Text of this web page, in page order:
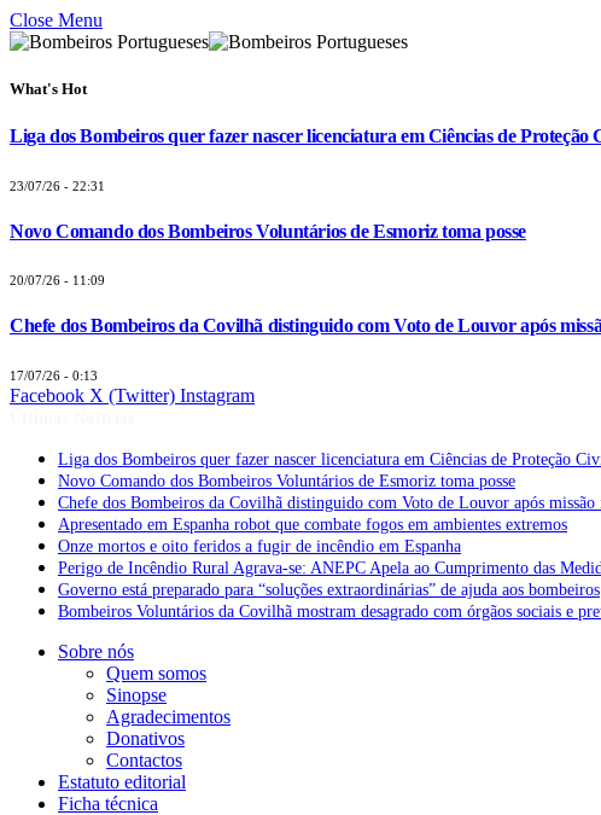
Close Menu
What's Hot
Liga dos Bombeiros quer fazer nascer licenciatura em Ciências de Proteção
23/07/26 - 22:31
Novo Comando dos Bombeiros Voluntários de Esmoriz toma posse
20/07/26 - 11:09
Chefe dos Bombeiros da Covilhã distinguido com Voto de Louvor após
17/07/26 - 0:13
Facebook X (Twitter) Instagram
Liga dos Bombeiros quer fazer nascer licenciatura em Ciências de Proteção
Novo Comando dos Bombeiros Voluntários de Esmoriz toma posse
Chefe dos Bombeiros da Covilhã distinguido com Voto de Louvor após missão
Apresentado em Espanha robot que combate fogos em ambientes extremos
Onze mortos e oito feridos a fugir de incêndio em Espanha
Perigo de Incêndio Rural Agrava-se: ANEPC Apela ao Cumprimento das
Governo está preparado para “soluções extraordinárias” de ajuda aos bombeiros
Bombeiros Voluntários da Covilhã mostram desagrado com órgãos sociais e
Sobre nós
Quem somos
Sinopse
Agradecimentos
Donativos
Contactos
Estatuto editorial
Ficha técnica